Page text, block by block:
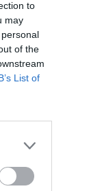
to
may
of the
List of